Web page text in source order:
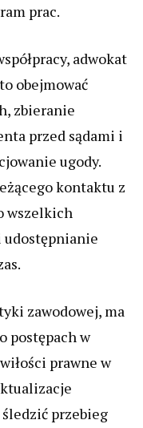
prac.
adwokat
obejmować
zbieranie
przed sądami i
ugody.
kontaktu z
wszelkich
udostępnianie
zawodowej, ma
postępach w
prawne w
przebieg